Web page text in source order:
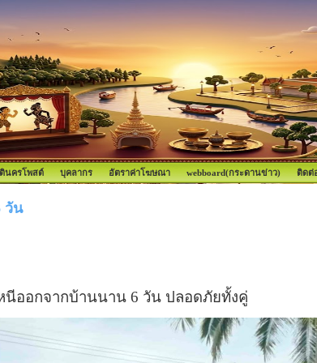
นครโพสต์ บุคลากร อัตราค่าโฆษณา webboard(กระดานข่าว) ติดต่
วัน
ออกจากบ้านนาน 6 วัน ปลอดภัยทั้งคู่